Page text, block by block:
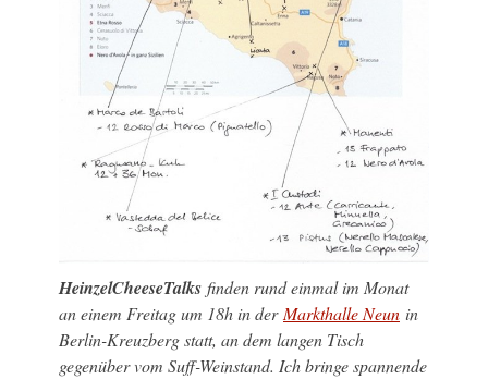
HeinzelCheeseTalks finden rund einmal im Monat
an einem Freitag um 18h in derMarkthalle Neun in
Berlin-Kreuzberg statt, an dem langen Tisch
gegenüber vom Suff-Weinstand. Ich bringe spannende